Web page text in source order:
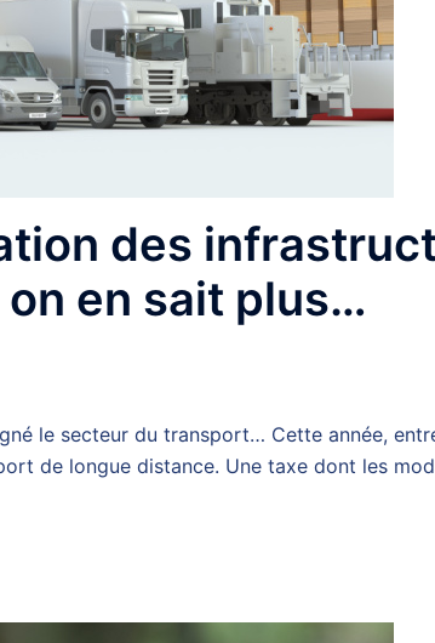
des
en sait plus…
le secteur du transport… Cette année,
de longue distance. Une taxe dont les